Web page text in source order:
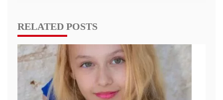
RELATED POSTS